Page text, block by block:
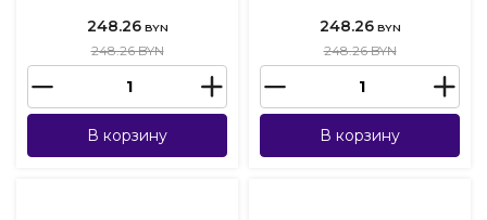
248.26 BYN
248.26 BYN
В корзину
248.26 BYN
248.26 BYN
В корзину